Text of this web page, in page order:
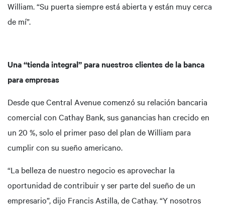
William. “Su puerta siempre está abierta y están muy cerca
de mí”.
Una “tienda integral” para nuestros clientes de la banca
para empresas
Desde que Central Avenue comenzó su relación bancaria
comercial con Cathay Bank, sus ganancias han crecido en
un 20 %, solo el primer paso del plan de William para
cumplir con su sueño americano.
“La belleza de nuestro negocio es aprovechar la
oportunidad de contribuir y ser parte del sueño de un
empresario”, dijo Francis Astilla, de Cathay. “Y nosotros